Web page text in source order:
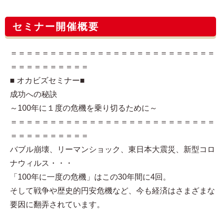
セミナー開催概要
＝＝＝＝＝＝＝＝＝＝＝＝＝＝＝＝＝＝＝＝＝＝＝＝＝＝
＝＝＝＝＝＝＝＝＝＝
■ オカビズセミナー■
成功への秘訣
～100年に１度の危機を乗り切るために～
＝＝＝＝＝＝＝＝＝＝＝＝＝＝＝＝＝＝＝＝＝＝＝＝＝＝
＝＝＝＝＝＝＝＝＝＝
バブル崩壊、リーマンショック、東日本大震災、新型コロ
ナウィルス・・・
「100年に一度の危機」はこの30年間に4回。
そして戦争や歴史的円安危機など、今も経済はさまざまな
要因に翻弄されています。